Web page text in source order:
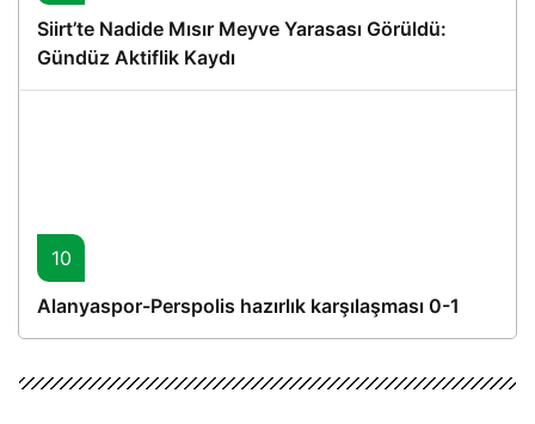
Siirt’te Nadide Mısır Meyve Yarasası Görüldü:
Gündüz Aktiflik Kaydı
10
Alanyaspor-Perspolis hazırlık karşılaşması 0-1